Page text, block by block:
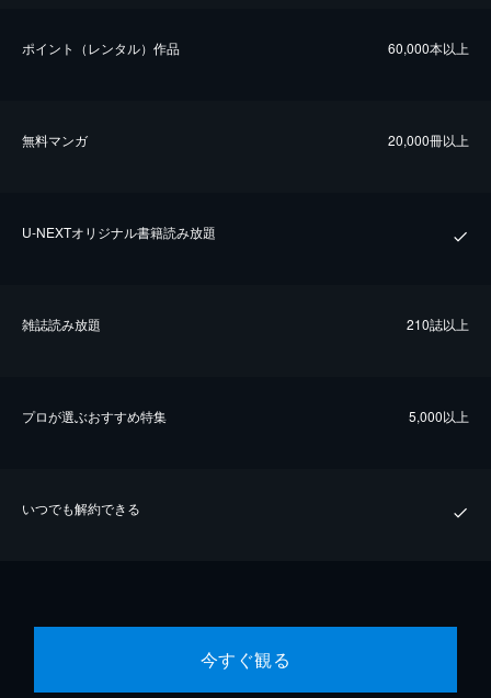
ポイント（レンタル）作品 60,000本以上
無料マンガ 20,000冊以上
U-NEXTオリジナル書籍読み放題
雑誌読み放題 210誌以上
プロが選ぶおすすめ特集 5,000以上
いつでも解約できる
今すぐ観る